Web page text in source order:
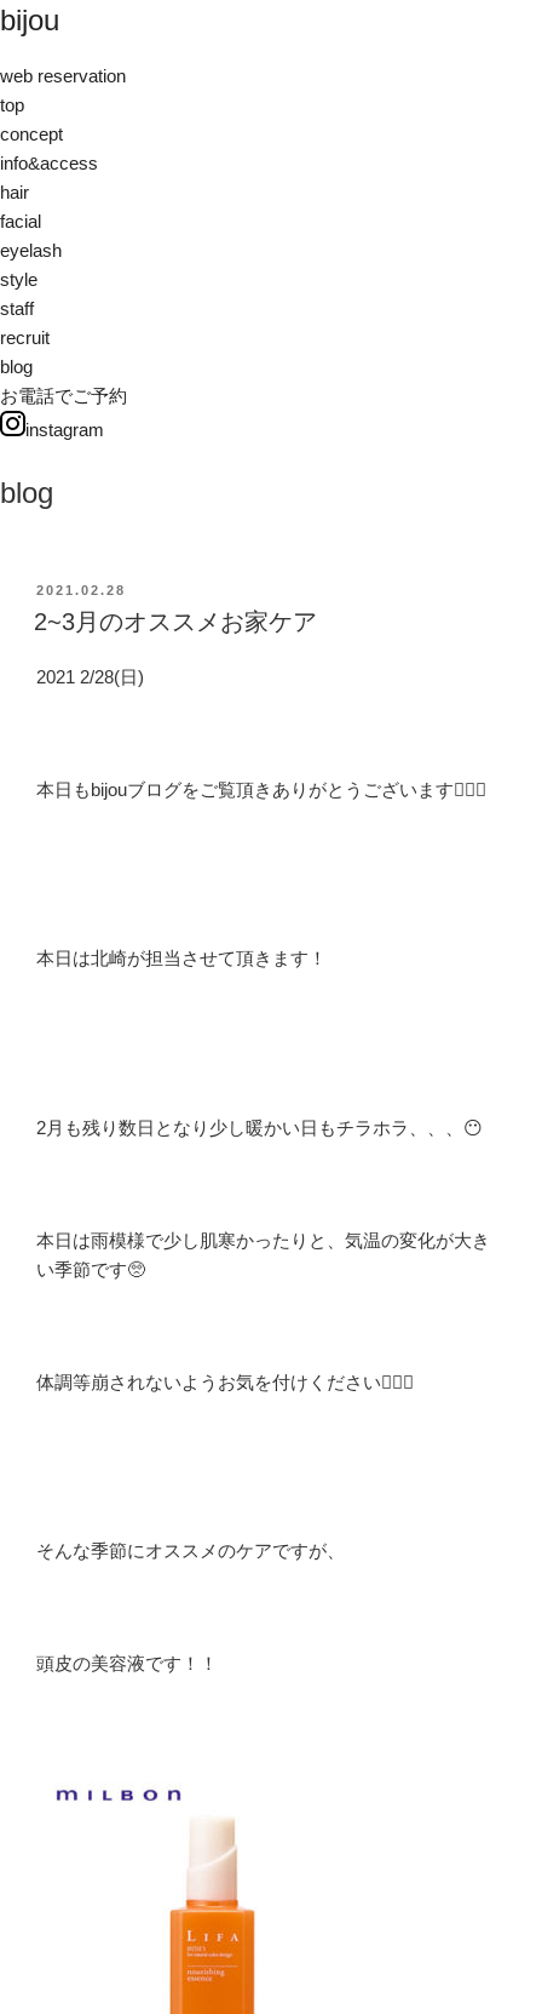
bijou
web reservation
top
concept
info&access
hair
facial
eyelash
style
staff
recruit
blog
お電話でご予約
instagram
blog
投
稿
日:
2021.02.28
2~3月のオススメお家ケア
2021 2/28(日)
本日もbijouブログをご覧頂きありがとうございます🙇🏻‍♂️
本日は北崎が担当させて頂きます！
2月も残り数日となり少し暖かい日もチラホラ、、、😶
本日は雨模様で少し肌寒かったりと、気温の変化が大き
い季節です🥺
体調等崩されないようお気を付けください🙇🏻‍♂️
そんな季節にオススメのケアですが、
頭皮の美容液です！！